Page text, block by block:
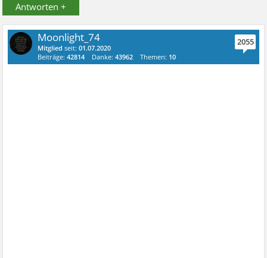
Antworten +
Moonlight_74
Mitglied seit:01.07.2020
Beiträge:42814 Danke:43962 Themen: 10
2055